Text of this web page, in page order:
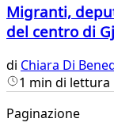
Migranti,
del centro di
di Chiara Di
1 min di lettura
Paginazione